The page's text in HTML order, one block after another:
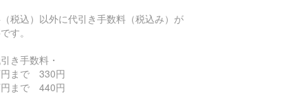
税込）以外に代引き手数料（税込み）が
す。
引き手数料・
まで 330円
円まで 440円